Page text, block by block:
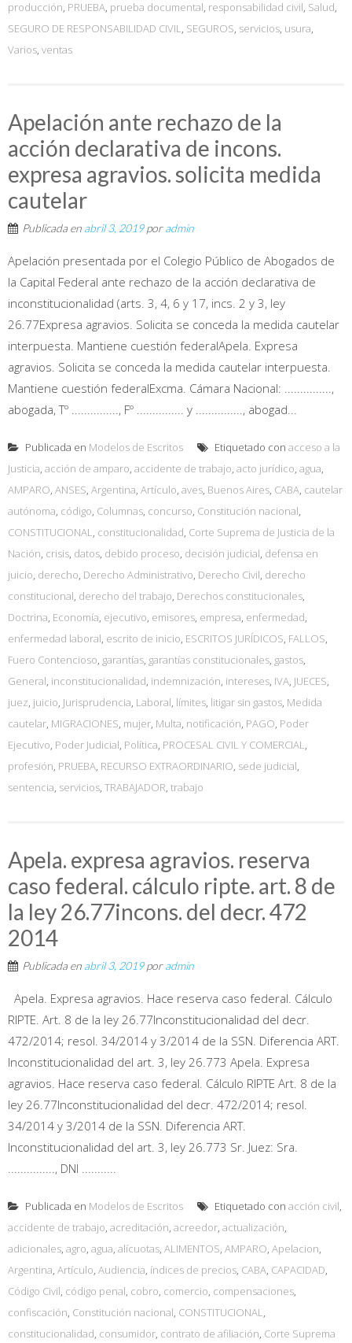
producción, PRUEBA, prueba documental, responsabilidad civil, Salud,
SEGURO DE RESPONSABILIDAD CIVIL, SEGUROS, servicios, usura,
Varios, ventas
Apelación ante rechazo de la
acción declarativa de incons.
expresa agravios. solicita medida
cautelar
Publicada en abril 3, 2019poradmin
Apelación presentada por el Colegio Público de Abogados de
la Capital Federal ante rechazo de la acción declarativa de
inconstitucionalidad (arts. 3, 4, 6 y 17, incs. 2 y 3, ley
26.77Expresa agravios. Solicita se conceda la medida cautelar
interpuesta. Mantiene cuestión federalApela. Expresa
agravios. Solicita se conceda la medida cautelar interpuesta.
Mantiene cuestión federalExcma. Cámara Nacional: ...............,
abogada, Tº ..............., Fº ............... y ..............., abogad...
Publicada en Modelos de Escritos Etiquetado con acceso a la
Justicia, acción de amparo, accidente de trabajo, acto jurídico, agua,
AMPARO, ANSES, Argentina, Artículo, aves, Buenos Aires, CABA, cautelar
autónoma, código, Columnas, concurso, Constitución nacional,
CONSTITUCIONAL, constitucionalidad, Corte Suprema de Justicia de la
Nación, crisis, datos, debido proceso, decisión judicial, defensa en
juicio, derecho, Derecho Administrativo, Derecho Civil, derecho
constitucional, derecho del trabajo, Derechos constitucionales,
Doctrina, Economía, ejecutivo, emisores, empresa, enfermedad,
enfermedad laboral, escrito de inicio, ESCRITOS JURÍDICOS, FALLOS,
Fuero Contencioso, garantías, garantías constitucionales, gastos,
General, inconstitucionalidad, indemnización, intereses, IVA, JUECES,
juez, juicio, Jurisprudencia, Laboral, límites, litigar sin gastos, Medida
cautelar, MIGRACIONES, mujer, Multa, notificación, PAGO, Poder
Ejecutivo, Poder Judicial, Política, PROCESAL CIVIL Y COMERCIAL,
profesión, PRUEBA, RECURSO EXTRAORDINARIO, sede judicial,
sentencia, servicios, TRABAJADOR, trabajo
Apela. expresa agravios. reserva
caso federal. cálculo ripte. art. 8 de
la ley 26.77incons. del decr. 472
2014
Publicada en abril 3, 2019poradmin
Apela. Expresa agravios. Hace reserva caso federal. Cálculo
RIPTE. Art. 8 de la ley 26.77Inconstitucionalidad del decr.
472/2014; resol. 34/2014 y 3/2014 de la SSN. Diferencia ART.
Inconstitucionalidad del art. 3, ley 26.773 Apela. Expresa
agravios. Hace reserva caso federal. Cálculo RIPTE Art. 8 de la
ley 26.77Inconstitucionalidad del decr. 472/2014; resol.
34/2014 y 3/2014 de la SSN. Diferencia ART.
Inconstitucionalidad del art. 3, ley 26.773 Sr. Juez: Sra.
..............., DNI ...........
Publicada en Modelos de Escritos Etiquetado con acción civil,
accidente de trabajo, acreditación, acreedor, actualización,
adicionales, agro, agua, alícuotas, ALIMENTOS, AMPARO, Apelacion,
Argentina, Artículo, Audiencia, índices de precios, CABA, CAPACIDAD,
Código Civil, código penal, cobro, comercio, compensaciones,
confiscación, Constitución nacional, CONSTITUCIONAL,
constitucionalidad, consumidor, contrato de afiliación, Corte Suprema